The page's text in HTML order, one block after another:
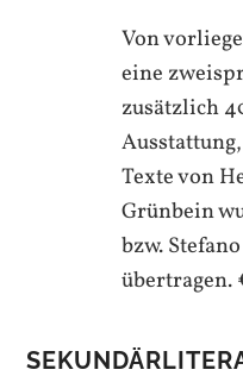
Von
eine
zusätzlich
Texte von
Grünbein
bzw.
übertragen.